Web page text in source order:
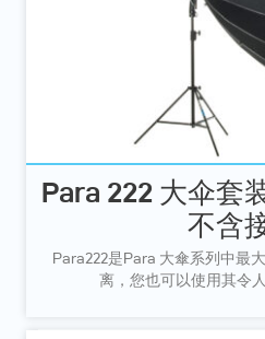
Para 222 大伞套
不含
Para222是Para 大傘系列中最
离，您也可以使用其令